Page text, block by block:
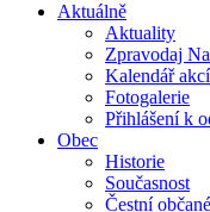
Aktuálně
Aktuality
Zpravodaj
Kalendář
Fotogalerie
Přihlášení k
Obec
Historie
Současnost
Čestní občané